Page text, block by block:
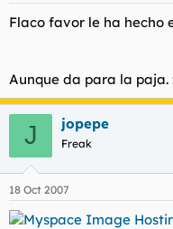
Flaco favor le ha
Aunque da para la paja.
J jopepe
Freak
18 Oct 2007
Myspace Image